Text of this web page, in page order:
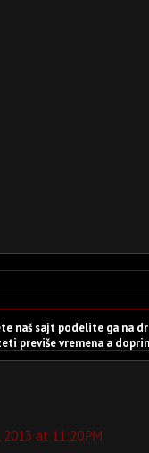
naš sajt podelite ga na
previše vremena a
at 11:20 PM